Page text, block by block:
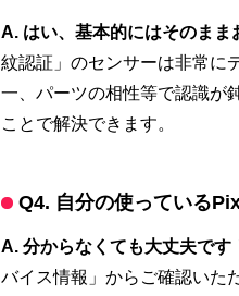
A. はい、基本的にはそのまま
紋認証」のセンサーは非常に
一、パーツの相性等で認識が
ことで解決できます。
Q4. 自分の使っている
A. 分からなくても大丈夫です
バイス情報」からご確認いた